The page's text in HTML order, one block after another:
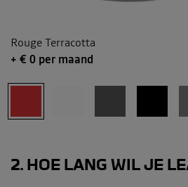
Rouge Terracotta
+ € 0 per maand
2 HOE LANG WIL JE